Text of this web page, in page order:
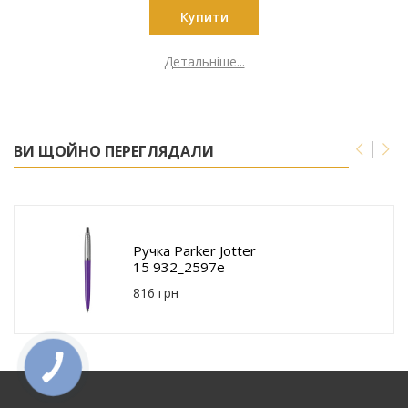
Купити
Детальніше...
ВИ ЩОЙНО ПЕРЕГЛЯДАЛИ
Ручка Parker Jotter
15 932_2597e
816 грн